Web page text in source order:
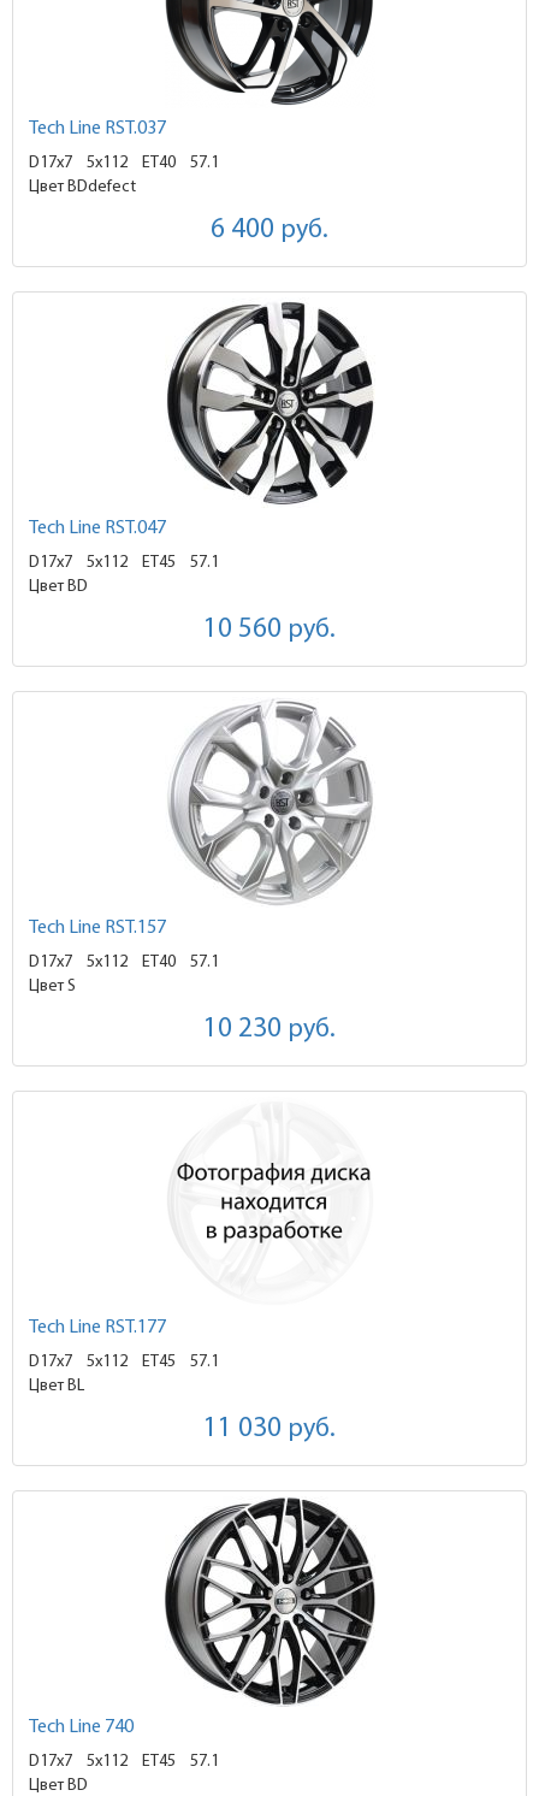
Tech Line RST.037
D17x7 5x112 ET40
57.1
Цвет BDdefect
6 400 руб.
Tech Line RST.047
D17x7 5x112 ET45
57.1
Цвет BD
10 560 руб.
Tech Line RST.157
D17x7 5x112 ET40
57.1
Цвет S
10 230 руб.
Tech Line RST.177
D17x7 5x112 ET45
57.1
Цвет BL
11 030 руб.
Tech Line 740
D17x7 5x112 ET45
57.1
Цвет BD